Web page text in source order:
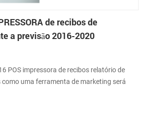
de recibos de
a previsão 2016-2020
POS impressora de recibos relatório de
como uma ferramenta de marketing será
crescimento do mercado. O retalho e
na oferta de um atendimento
interativa para os consumidores. A